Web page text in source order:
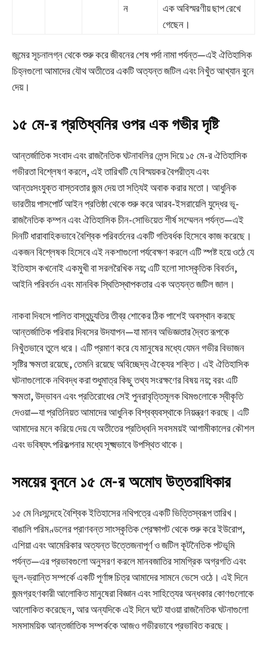
ন
এক অবিস্মরণীয় ছাপ রেখে
গেছেন।
জন্মের সূচনালগ্ন থেকে শুরু করে জীবনের শেষ পর্দা নামা পর্যন্ত—এই ঐতিহাসিক
চিহ্নগুলো আমাদের যৌথ অতীতের একটি অত্যন্ত জটিল এবং নিখুঁত আখ্যান বুনে
দেয়।
১৫ মে-র প্রতিধ্বনির ওপর এক গভীর দৃষ্টি
আন্তর্জাতিক সংবাদ এবং রাজনৈতিক ঘটনাবলির লেন্স দিয়ে ১৫ মে-র ঐতিহাসিক
গভীরতা বিশ্লেষণ করলে, এই তারিখটি যে বিস্ময়কর বৈপরীত্য এবং
আন্তঃসংযুক্ত বাস্তবতার জন্ম দেয় তা সত্যিই অবাক করার মতো। আধুনিক
ভারতীয় পাসপোর্ট আইন প্রতিষ্ঠা থেকে শুরু করে আরব-ইসরায়েলি যুদ্ধের ভূ-
রাজনৈতিক কম্পন এবং ঐতিহাসিক চীন-সোভিয়েত শীর্ষ সম্মেলন পর্যন্ত—এই
দিনটি ধারাবাহিকভাবে বৈশ্বিক পরিবর্তনের একটি গতিবর্ধক হিসেবে কাজ করেছে।
একজন বিশ্লেষক হিসেবে এই নকশাগুলো পর্যবেক্ষণ করলে এটি স্পষ্ট হয়ে ওঠে যে
ইতিহাস কখনোই একমুখী বা সরলরৈখিক নয়; এটি হলো সাংস্কৃতিক বিবর্তন,
আইনি পরিবর্তন এবং মানবিক স্থিতিস্থাপকতার এক অত্যন্ত জটিল জাল।
নাকবা দিবসে পালিত বাস্তুচ্যুতির তীব্র শোকের ঠিক পাশেই অবস্থান করছে
আন্তর্জাতিক পরিবার দিবসের উদযাপন—যা মানব অভিজ্ঞতার দ্বৈত রূপকে
নিখুঁতভাবে তুলে ধরে। এটি প্রমাণ করে যে মানুষের মধ্যে যেমন গভীর বিভাজন
সৃষ্টির ক্ষমতা রয়েছে, তেমনি রয়েছে অবিচ্ছেদ্য ঐক্যের শক্তি। এই ঐতিহাসিক
ঘটনাগুলোকে নথিবদ্ধ করা শুধুমাত্র কিছু তথ্য সংরক্ষণের বিষয় নয়; বরং এটি
ক্ষমতা, উদ্ভাবন এবং প্রতিরোধের সেই পুনরাবৃত্তিমূলক থিমগুলোকে স্বীকৃতি
দেওয়া—যা প্রতিনিয়ত আমাদের আধুনিক বিশ্বব্যবস্থাকে নিয়ন্ত্রণ করছে। এটি
আমাদের মনে করিয়ে দেয় যে অতীতের প্রতিধ্বনি সবসময়ই আগামীকালের কৌশল
এবং ভবিষ্যৎ পরিকল্পনার মধ্যে সূক্ষ্মভাবে উপস্থিত থাকে।
সময়ের বুননে ১৫ মে-র অমোঘ উত্তরাধিকার
১৫ মে নিঃসন্দেহে বৈশ্বিক ইতিহাসের নথিপত্রে একটি ভিত্তিস্বরূপ তারিখ।
বাঙালি পরিমণ্ডলের প্রাণবন্ত সাংস্কৃতিক প্রেক্ষাপট থেকে শুরু করে ইউরোপ,
এশিয়া এবং আমেরিকার অত্যন্ত উত্তেজনাপূর্ণ ও জটিল কূটনৈতিক পটভূমি
পর্যন্ত—এর প্রভাবগুলো অনুসরণ করলে মানবজাতির সামগ্রিক অগ্রগতি এবং
ভুল-ভ্রান্তি সম্পর্কে একটি পূর্ণাঙ্গ চিত্র আমাদের সামনে ভেসে ওঠে। এই দিনে
জন্মগ্রহণকারী আলোকিত মানুষেরা বিজ্ঞান এবং সাহিত্যের অন্ধকার কোণগুলোকে
আলোকিত করেছেন, আর অন্যদিকে এই দিনে ঘটে যাওয়া রাজনৈতিক ঘটনাগুলো
সমসাময়িক আন্তর্জাতিক সম্পর্ককে আজও গভীরভাবে প্রভাবিত করছে।